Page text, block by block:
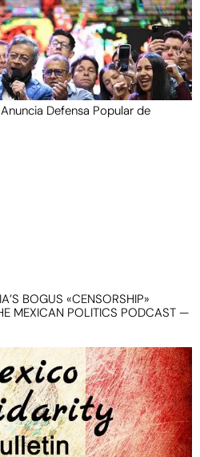
Defensa Popular de
BOGUS «CENSORSHIP»
MEXICAN POLITICS PODCAST —